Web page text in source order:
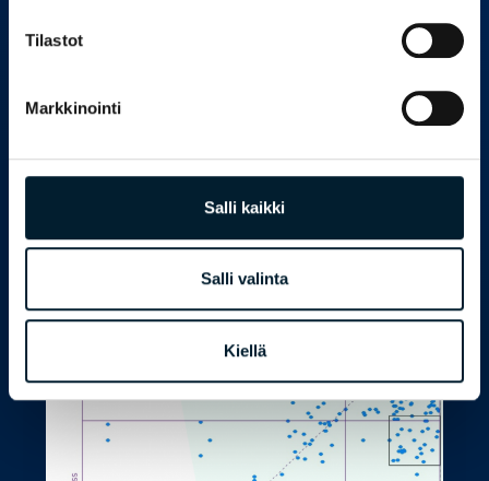
Tilastot
Markkinointi
Salli kaikki
Salli valinta
Kiellä
points) will be displayed. In the same view, you
icon in the
upper left corner, you can display the
and, as such, other factors that differ from the
rest of the material.